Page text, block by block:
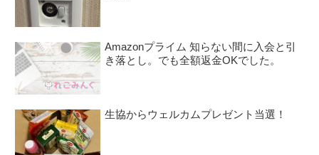
Amazonプライム 知らない間に入会と引
き落とし。でも全額返金OKでした。
生協からウェルカムプレゼント当選！